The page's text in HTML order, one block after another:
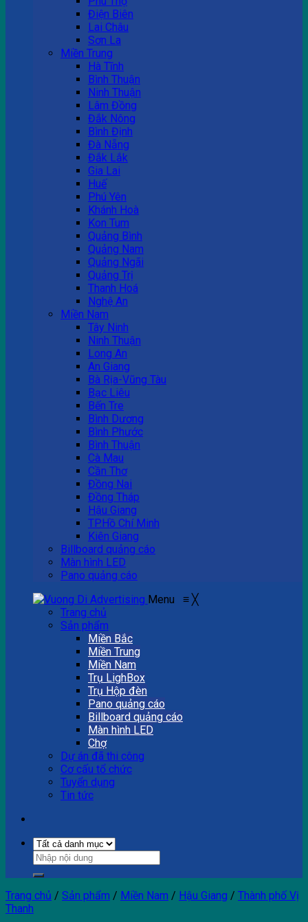
Điện Biên
Lai Châu
Sơn La
Miền Trung
Hà Tĩnh
Bình Thuận
Ninh Thuận
Lâm Đồng
Đắk Nông
Bình Định
Đà Nẵng
Đắk Lắk
Gia Lai
Huế
Phú Yên
Khánh Hoà
Kon Tum
Quảng Bình
Quảng Nam
Quảng Ngãi
Quảng Trị
Thanh Hoá
Nghệ An
Miền Nam
Tây Ninh
Ninh Thuận
Long An
An Giang
Bà Rịa-Vũng Tàu
Bạc Liêu
Bến Tre
Bình Dương
Bình Phước
Bình Thuận
Cà Mau
Cần Thơ
Đồng Nai
Đồng Tháp
Hậu Giang
TP.Hồ Chí Minh
Kiên Giang
Billboard quảng cáo
Màn hình LED
Pano quảng cáo
Menu ≡ ╳
Trang chủ
Sản phẩm
Miền Bắc
Miền Trung
Miền Nam
Trụ LighBox
Trụ Hộp đèn
Pano quảng cáo
Billboard quảng cáo
Màn hình LED
Chợ
Dự án đã thi công
Cơ cấu tổ chức
Tuyển dụng
Tin tức
Trang chủ / Sản phẩm / Miền Nam / Hậu Giang / Thành phố Vị
Thanh